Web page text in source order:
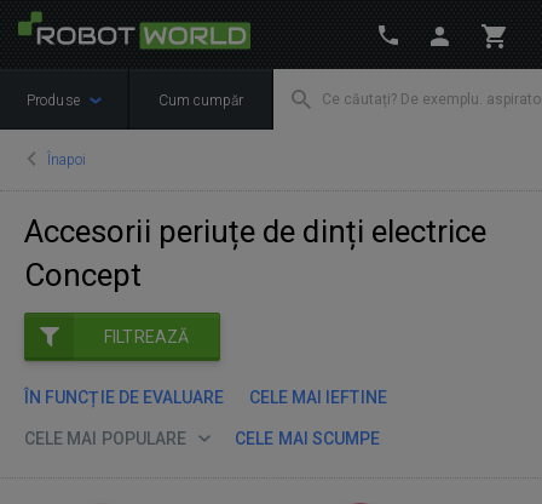
Produse Cum cumpăr
Înapoi
Accesorii periuțe de dinți electrice
Concept
FILTREAZĂ
ÎN FUNCȚIE DE EVALUARE CELE MAI IEFTINE
CELE MAI POPULARE CELE MAI SCUMPE